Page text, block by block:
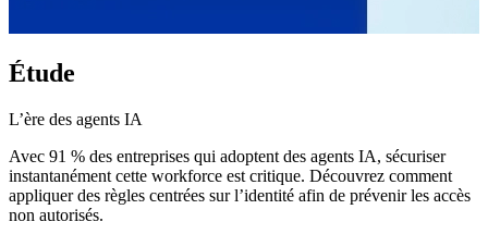
Étude
L’ère des agents IA
Avec 91 % des entreprises qui adoptent des agents IA, sécuriser
instantanément cette workforce est critique. Découvrez comment
appliquer des règles centrées sur l’identité afin de prévenir les accès
non autorisés.